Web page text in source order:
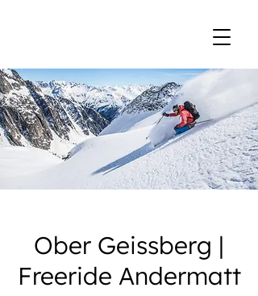
Ober Geissberg |
Freeride Andermatt